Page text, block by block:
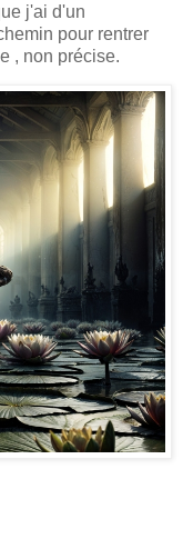
j'ai d'un
pour rentrer
, non précise.